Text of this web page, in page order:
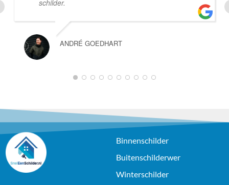
schilder.
ANDRÉ GOEDHART
1 2 3 4 5 6 7 8 9 10
Binnenschilder
Buitenschilderwer
Winterschilder